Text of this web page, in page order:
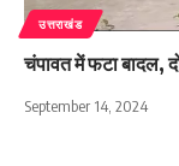
उत्तराखंड
चंपावत में फटा बादल,
September 14, 2024